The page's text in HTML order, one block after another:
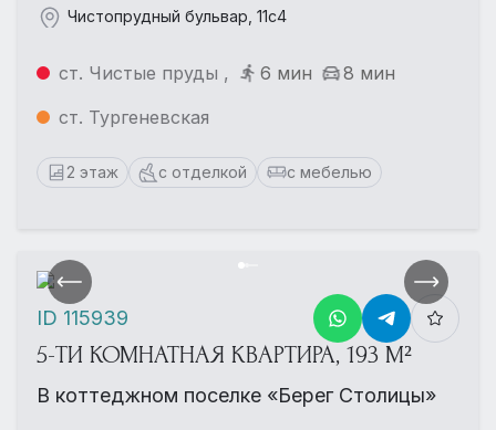
Чистопрудный бульвар, 11с4
ст. Чистые пруды , 6 мин
8 мин
ст. Тургеневская
2 этаж с отделкой с мебелью
5-ТИ КОМНАТНАЯ КВАРТИРА, 193 М²
В коттеджном поселке «Берег Столицы»
ID 115939